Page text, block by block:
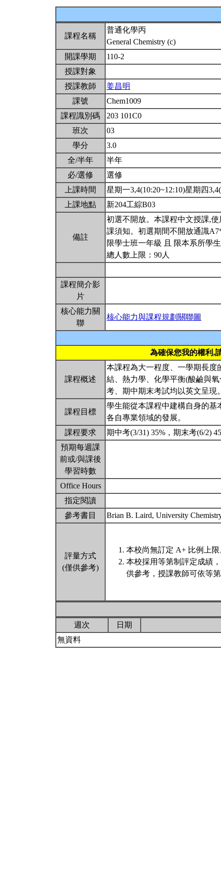
課程名稱
普通化學丙
General Chemistry (c)
開課學期
110-2
授課對象
授課教師
姜昌明
課號
Chem1009
課程識別碼
203 101C0
班次
03
學分
3.0
全/半年
半年
必/選修
選修
上課時間
星期一3,4(10:20~12:10)星期四
上課地點
新204工綜B03
備註
初選不開放。本課程中文授課,
課須知。初選期間不開放通識
限學士班一年級 且 限本系所學
總人數上限：90人
課程簡介影
片
核心能力關
聯
核心能力與課程規劃關聯圖
為確保您我的權利,
課程概述
本課程為大一程度、一學期長度
結、熱力學、化學平衡(酸鹼與
考、期中期末考試均以英文呈現
課程目標
學生能從本課程中建構自身的基
各自專業領域的發展。
課程要求
期中考(3/31) 35%，期末考(6/2)
預期每週課
前或/與課後
學習時數
Office Hours
指定閱讀
參考書目
Brian B. Laird, University
評量方式
(僅供參考)
本校尚無訂定 A+ 比例上限
本校採用等第制評定成績
供參考，授課教師可依等
週次
日期
無資料